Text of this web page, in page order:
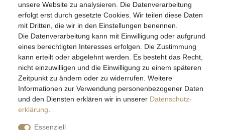
unsere Website zu analysieren. Die Datenverarbeitung
erfolgt erst durch gesetzte Cookies. Wir teilen diese Daten
mit Dritten, die wir in den Einstellungen benennen.
Die Datenverarbeitung kann mit Einwilligung oder aufgrund
eines berechtigten Interesses erfolgen. Die Zustimmung
kann erteilt oder abgelehnt werden. Es besteht das Recht,
nicht einzuwilligen und die Einwilligung zu einem späteren
Zeitpunkt zu ändern oder zu widerrufen. Weitere
Informationen zur Verwendung personenbezogener Daten
und den Diensten erklären wir in unserer Daten­schutz­
erklärung
Essenziell
Widerrufs­recht Widerrufs­formular Impressum
Daten­schutz­erklärung AGB
E-MAIL **
Hiermit bestätige ich, dass ich die